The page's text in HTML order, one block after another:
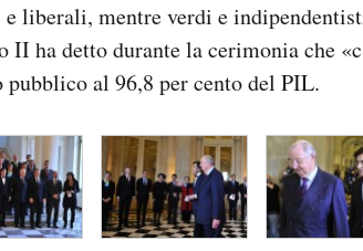
liberali, mentre verdi e
ha detto durante la cerimonia che
al 96,8 per cento del PIL.